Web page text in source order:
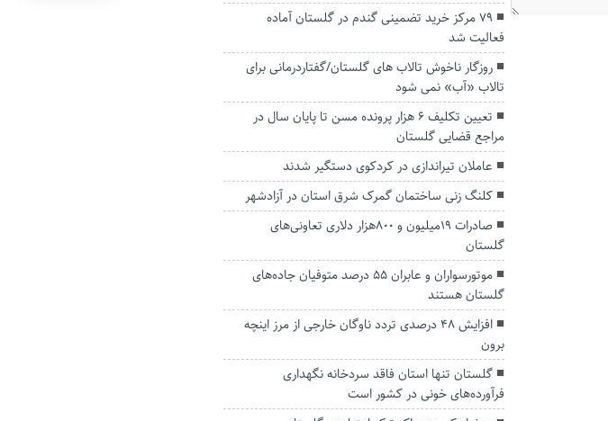
۷۹ مرکز خرید تضمینی گندم در گلستان آماده
فعالیت شد
روزگار ناخوش تالاب های گلستان/گفتاردرمانی برای
تالاب «آب» نمی شود
تعیین تکلیف ۶ هزار پرونده مسن تا پایان سال در
مراجع قضایی گلستان
عاملان تیراندازی در کردکوی دستگیر شدند
کلنگ زنی ساختمان گمرک شرق استان در آزادشهر
صادرات ۱۹میلیون و ۸۰۰هزار دلاری تعاونی‌های
گلستان
موتورسواران و عابران ۵۵ درصد متوفیان جاده‌های
گلستان هستند
افزایش ۴۸ درصدی تردد ناوگان خارجی از مرز اینچه
برون
گلستان تنها استان فاقد سردخانه نگهداری
فرآورده‌های خونی در کشور است